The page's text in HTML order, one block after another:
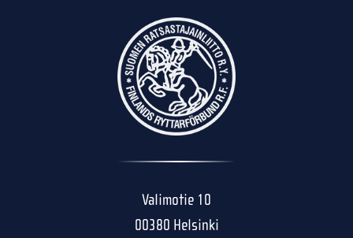
Valimotie 10
00380 Helsinki